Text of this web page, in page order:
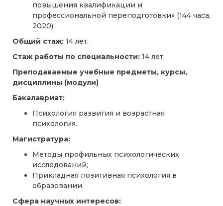
повышения квалификации и
профессиональной переподготовки» (144 часа,
2020).
Общий стаж: 14 лет.
Стаж работы по специальности: 14 лет.
Преподаваемые учебные предметы, курсы,
дисциплины (модули)
Бакалавриат:
Психология развития и возрастная
психология.
Магистратура:
Методы профильных психологических
исследований;
Прикладная позитивная психология в
образовании.
Сфера научных интересов: